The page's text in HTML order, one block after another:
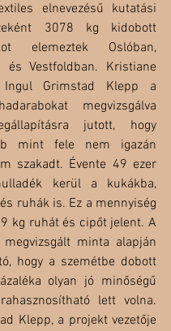
elnevezésű kutatási
3078 kg kidobott
elemeztek Oslóban,
és Vestfoldban. Kristiane
Grimstad Klepp a
megvizsgálva
jutott, hogy
mint fele nem igazán
szakadt. Évente 49 ezer
kerül a kukákba,
ruhák is. Ez a mennyiség
kg ruhát és cipőt jelent. A
minta alapján
hogy a szemétbe dobott
olyan jó minőségű
lett volna.
Klepp, a projekt vezetője